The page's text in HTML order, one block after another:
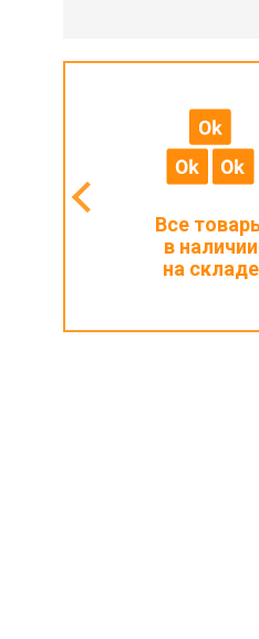
Все товары
в наличии
на складе